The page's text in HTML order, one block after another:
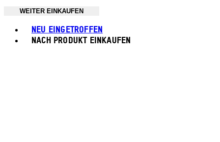
WEITER EINKAUFEN
NEU EINGETROFFEN
NACH PRODUKT EINKAUFEN